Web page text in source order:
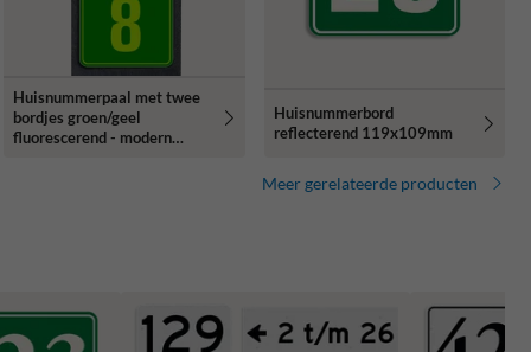
Huisnummerpaal met twee
bordjes groen/geel
fluorescerend - modern
Huisnummerbord
reflecterend 119x109mm
Meer gerelateerde producten